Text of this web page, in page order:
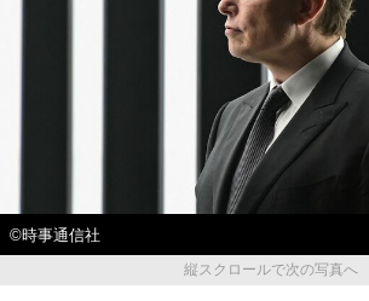
©時事通信社
縦スクロールで次の写真へ